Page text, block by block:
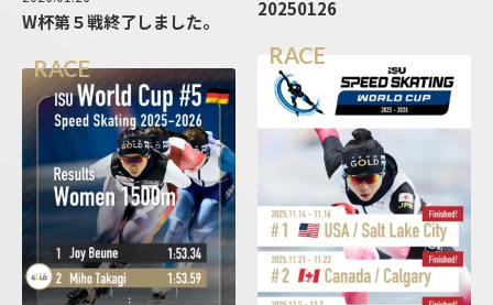
20250126
W杯第５戦終了しました。
RACE
RACE